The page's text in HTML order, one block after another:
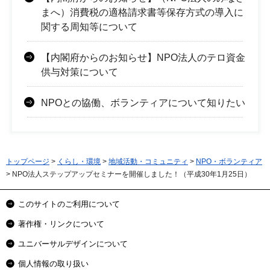
まへ）消費税の適格請求書等保存方式の導入に
関する周知等について
【内閣府からのお知らせ】NPO法人のテロ資金
供与対策について
NPOとの協働、ボランティアについて知りたい
トップページ > くらし・環境 > 地域活動・コミュニティ > NPO・ボランティア
> NPO法人ステップアップセミナーを開催しました！（平成30年1月25日）
このサイトのご利用について
著作権・リンクについて
ユニバーサルデザインについて
個人情報の取り扱い